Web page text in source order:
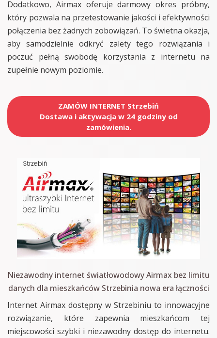
Dodatkowo, Airmax oferuje darmowy okres próbny,
który pozwala na przetestowanie jakości i efektywności
połączenia bez żadnych zobowiązań. To świetna okazja,
aby samodzielnie odkryć zalety tego rozwiązania i
poczuć pełną swobodę korzystania z internetu na
zupełnie nowym poziomie.
ZAMÓW INTERNET Strzebiń
Dostawa i aktywacja w 24 godziny od
zamówienia.
Niezawodny internet światłowodowy Airmax bez limitu
danych dla mieszkańców Strzebinia nowa era łączności
Internet Airmax dostępny w Strzebiniu to innowacyjne
rozwiązanie, które zapewnia mieszkańcom tej
miejscowości szybki i niezawodny dostęp do internetu.